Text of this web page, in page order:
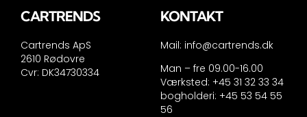
CARTRENDS
Cartrends ApS
2610 Rødovre
Cvr: DK34730334
KONTAKT
Mail: info@cartrends.dk
Man – fre 09.00-16.00
Værksted: +45 31 32 33 34
bogholderi: +45 53 54 55
56